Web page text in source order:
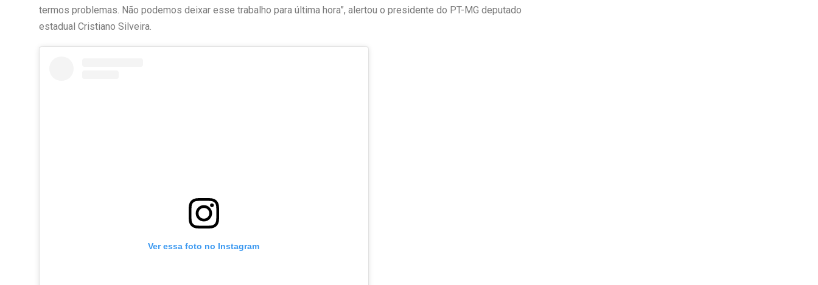
termos problemas. Não podemos deixar esse trabalho para última hora”, alertou o presidente do PT-MG deputado
estadual Cristiano Silveira.
Ver essa foto no Instagram